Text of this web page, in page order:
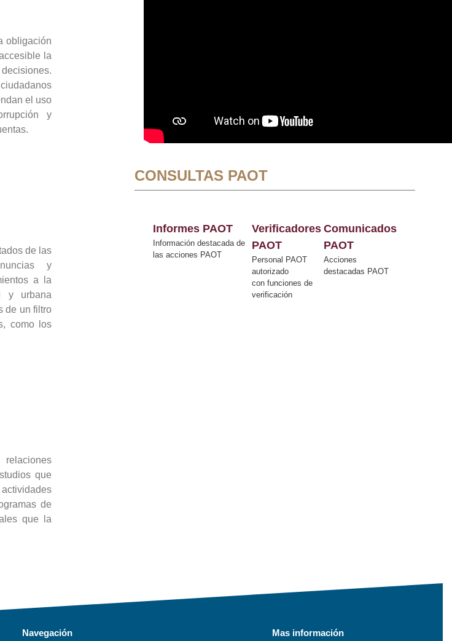
obligación
la
el uso
y
de las
y
a la
y urbana
de un filtro
como los
que
de
que la
CONSULTAS PAOT
Informes PAOT
Información destacada de
las acciones PAOT
Verificadores
PAOT
Personal PAOT
autorizado
con funciones de
verificación
Comunicados
PAOT
Acciones
destacadas PAOT
Navegación Mas información